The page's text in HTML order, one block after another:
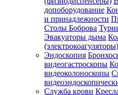
допоборудование
и принадлежности
Столы Боброва
Эвакуаторы дыма
(электрокоагуляторы)
Эндоскопия
видеогастроскопы
видеоколоноскопы
Служба крови